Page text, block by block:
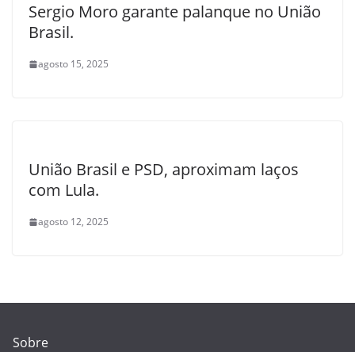
Sergio Moro garante palanque no União
Brasil.
agosto 15, 2025
União Brasil e PSD, aproximam laços
com Lula.
agosto 12, 2025
Sobre